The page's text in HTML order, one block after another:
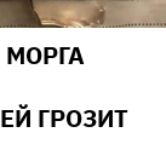
ГРОЗИТ